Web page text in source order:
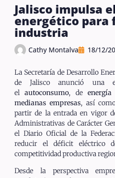
Jalisco impulsa
energético para
industria
Cathy Montalva 18/12/
La Secretaría de Desarrollo
de Jalisco anunció una
elautoconsumo, deenergía
medianas empresas, así
partir de la entrada en vigor
Administrativas de Carácter
el Diario Oficial de la
reducir el déficit eléctrico
competitividad productiva
Desde la perspectiva